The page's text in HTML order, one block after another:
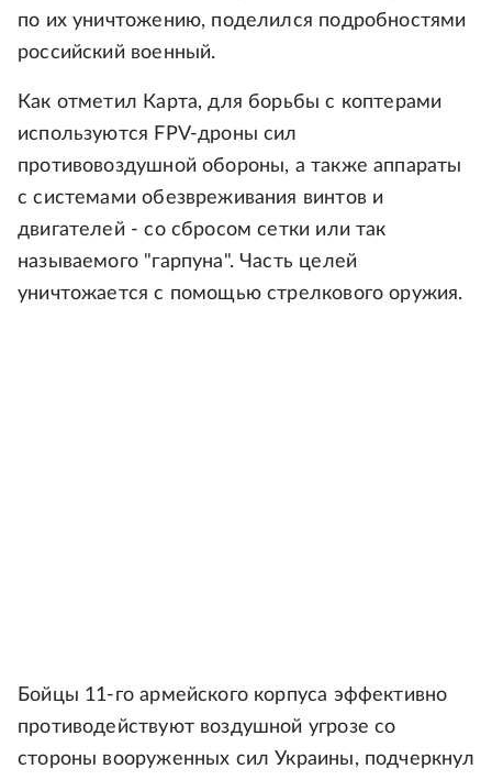
по их уничтожению, поделился подробностями
российский военный.
Как отметил Карта, для борьбы с коптерами
используются FPV-дроны сил
противовоздушной обороны, а также аппараты
с системами обезвреживания винтов и
двигателей - со сбросом сетки или так
называемого "гарпуна". Часть целей
уничтожается с помощью стрелкового оружия.
Бойцы 11-го армейского корпуса эффективно
противодействуют воздушной угрозе со
стороны вооруженных сил Украины, подчеркнул